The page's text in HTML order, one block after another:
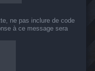
ne pas inclure de code
à ce message sera